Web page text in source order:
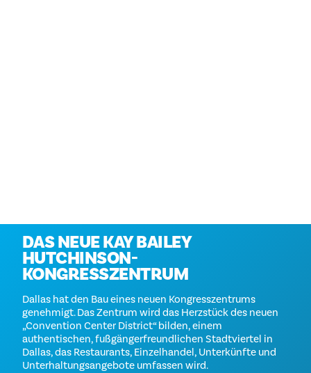
DAS NEUE KAY BAILEY
HUTCHINSON-
KONGRESSZENTRUM
Dallas hat den Bau eines neuen Kongresszentrums
genehmigt. Das Zentrum wird das Herzstück des neuen
„Convention Center District“ bilden, einem
authentischen, fußgängerfreundlichen Stadtviertel in
Dallas, das Restaurants, Einzelhandel, Unterkünfte und
Unterhaltungsangebote umfassen wird.